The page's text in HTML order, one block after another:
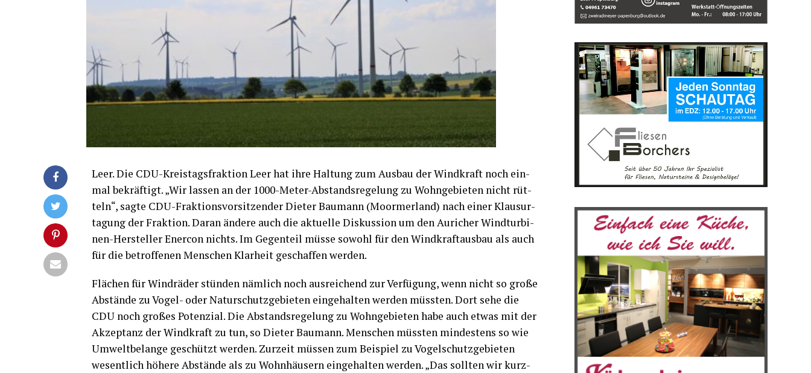
Leer. Die CDU-Kreis­tags­frak­ti­on Leer hat ihre Hal­tung zum Aus­bau der Wind­kraft noch ein­
mal bekräf­tigt. „Wir las­sen an der 1000-Meter-Abstands­re­ge­lung zu Wohn­ge­bie­ten nicht rüt­
teln“, sag­te CDU-Frak­ti­ons­vor­sit­zen­der Die­ter Bau­mann (Moorm­er­land) nach einer Klau­sur­
ta­gung der Frak­ti­on. Dar­an ände­re auch die aktu­el­le Dis­kus­si­on um den Auricher Wind­tur­bi­
nen-Her­stel­ler Ener­con nichts. Im Gegen­teil müs­se sowohl für den Wind­kraft­aus­bau als auch
für die betrof­fe­nen Men­schen Klar­heit geschaf­fen werden.
Flä­chen für Wind­rä­der stün­den näm­lich noch aus­rei­chend zur Ver­fü­gung, wenn nicht so gro­ße
Abstän­de zu Vogel- oder Natur­schutz­ge­bie­ten ein­ge­hal­ten wer­den müss­ten. Dort sehe die
CDU noch gro­ßes Poten­zi­al. Die Abstands­re­ge­lung zu Wohn­ge­bie­ten habe auch etwas mit der
Akzep­tanz der Wind­kraft zu tun, so Die­ter Bau­mann. Men­schen müss­ten min­des­tens so wie
Umwelt­be­lan­ge geschützt wer­den. Zur­zeit müs­sen zum Bei­spiel zu Vogel­schutz­ge­bie­ten
wesent­lich höhe­re Abstän­de als zu Wohn­häu­sern ein­ge­hal­ten wer­den. „Das soll­ten wir kurz­